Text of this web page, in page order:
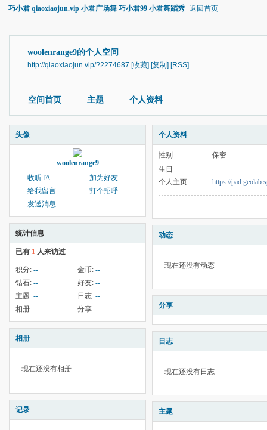
巧小君 qiaoxiaojun.vip 小君广场舞 巧小君99 小君舞蹈秀 返回首页
woolenrange9的个人空间
http://qiaoxiaojun.vip/?2274687 [收藏] [复制] [RSS]
空间首页 主题 个人资料
头像
woolenrange9
收听TA
加为好友
给我留言
打个招呼
发送消息
统计信息
已有 1 人来访过
积分: -- 金币: --
钻石: -- 好友: --
主题: -- 日志: --
相册: -- 分享: --
相册
现在还没有相册
记录
个人资料
性别
保密
生日
个人主页
https://
动态
现在还没有动态
分享
日志
现在还没有日志
主题